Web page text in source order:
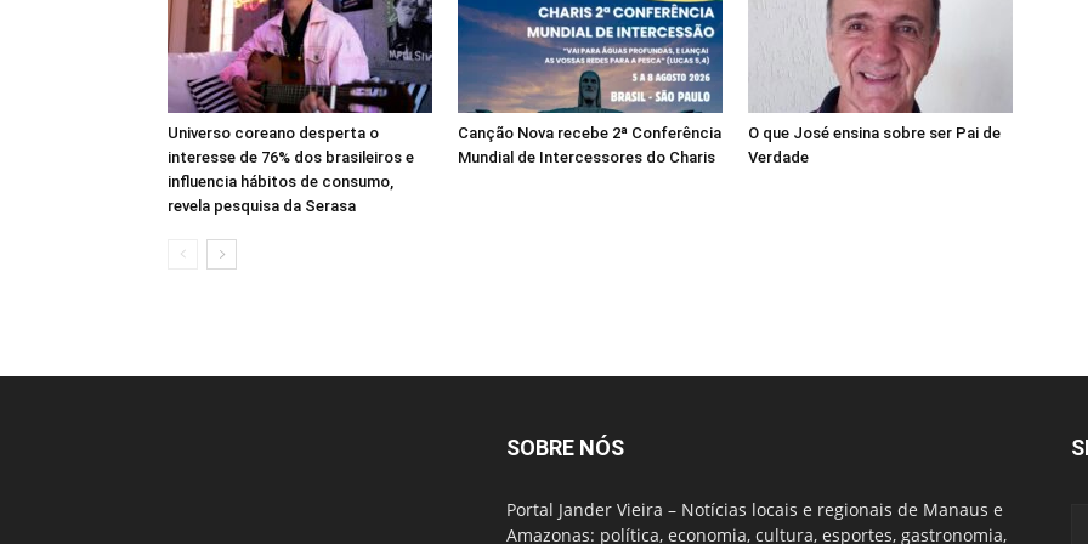
Universo coreano desperta o
interesse de 76% dos brasileiros e
influencia hábitos de consumo,
revela pesquisa da Serasa
Canção Nova recebe 2ª Conferência
Mundial de Intercessores do Charis
O que José ensina sobre ser Pai de
Verdade
SOBRE NÓS
Portal Jander Vieira – Notícias locais e regionais de Manaus e
Amazonas: política, economia, cultura, esportes, gastronomia,